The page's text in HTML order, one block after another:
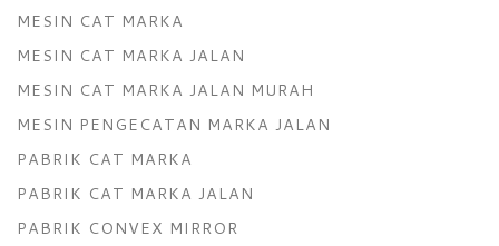
MESIN CAT MARKA
MESIN CAT MARKA JALAN
MESIN CAT MARKA JALAN MURAH
MESIN PENGECATAN MARKA JALAN
PABRIK CAT MARKA
PABRIK CAT MARKA JALAN
PABRIK CONVEX MIRROR